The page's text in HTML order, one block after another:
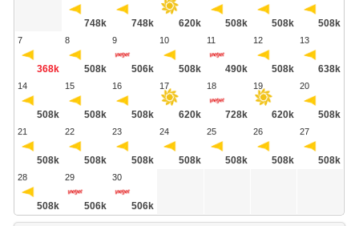
748k 748k 620k 508k 508k 508k
7
368k
8
508k
9
506k
10
508k
11
490k
12
508k
13
638k
14
508k
15
508k
16
508k
17
620k
18
728k
19
620k
20
508k
21
508k
22
508k
23
508k
24
508k
25
508k
26
508k
27
508k
28
508k
29
506k
30
506k